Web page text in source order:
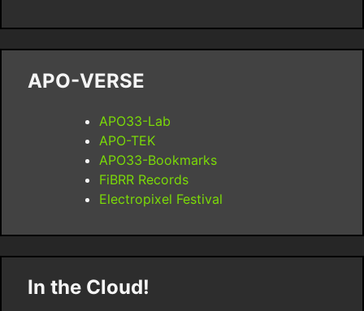
APO-VERSE
APO33-Lab
APO-TEK
APO33-Bookmarks
FiBRR Records
Electropixel Festival
In the Cloud!